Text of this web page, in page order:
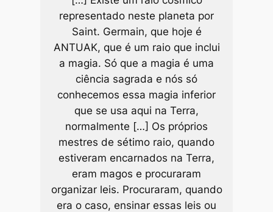
representado neste planeta por
Saint. Germain, que hoje é
ANTUAK, que é um raio que inclui
a magia. Só que a magia é uma
ciência sagrada e nós só
conhecemos essa magia inferior
que se usa aqui na Terra,
normalmente […] Os próprios
mestres de sétimo raio, quando
estiveram encarnados na Terra,
eram magos e procuraram
organizar leis. Procuraram, quando
era o caso, ensinar essas leis ou